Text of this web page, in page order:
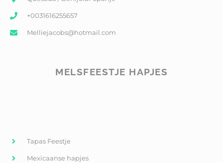
+0031616255657
Melliejacobs@hotmail.com
MELSFEESTJE HAPJES
Tapas Feestje
Mexicaanse hapjes